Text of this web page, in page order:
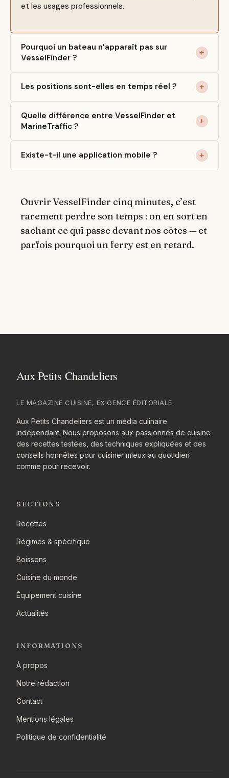
et les usages professionnels.
Pourquoi un bateau n’apparaît pas sur
VesselFinder ?
Les positions sont-elles en temps réel ?
Quelle différence entre VesselFinder et
MarineTraffic ?
Existe-t-il une application mobile ?
Ouvrir VesselFinder cinq minutes, c’est
rarement perdre son temps : on en sort en
sachant ce qui passe devant nos côtes — et
parfois pourquoi un ferry est en retard.
LE MAGAZINE CUISINE, EXIGENCE ÉDITORIALE.
Aux Petits Chandeliers est un média culinaire
indépendant. Nous proposons aux passionnés de cuisine
des recettes testées, des techniques expliquées et des
conseils honnêtes pour cuisiner mieux au quotidien
comme pour recevoir.
SECTIONS
Recettes
Régimes & spécifique
Boissons
Cuisine du monde
Équipement cuisine
Actualités
INFORMATIONS
À propos
Notre rédaction
Contact
Mentions légales
Politique de confidentialité